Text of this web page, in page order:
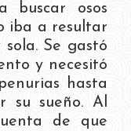
buscar osos
iba a resultar
Se gastó
y necesitó
hasta
su sueño. Al
de que